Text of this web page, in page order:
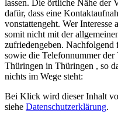
lassen. Die örtliche Nähe der
dafür, dass eine
vonstattengeht. Wer
somit nicht mit der
zufriedengeben. Nachfolgend
sowie die Telefonnummer der
Thüringen in Thüringen , so
nichts im Wege steht:
Bei Klick wird dieser Inhalt
siehe Datenschutzerklärung.